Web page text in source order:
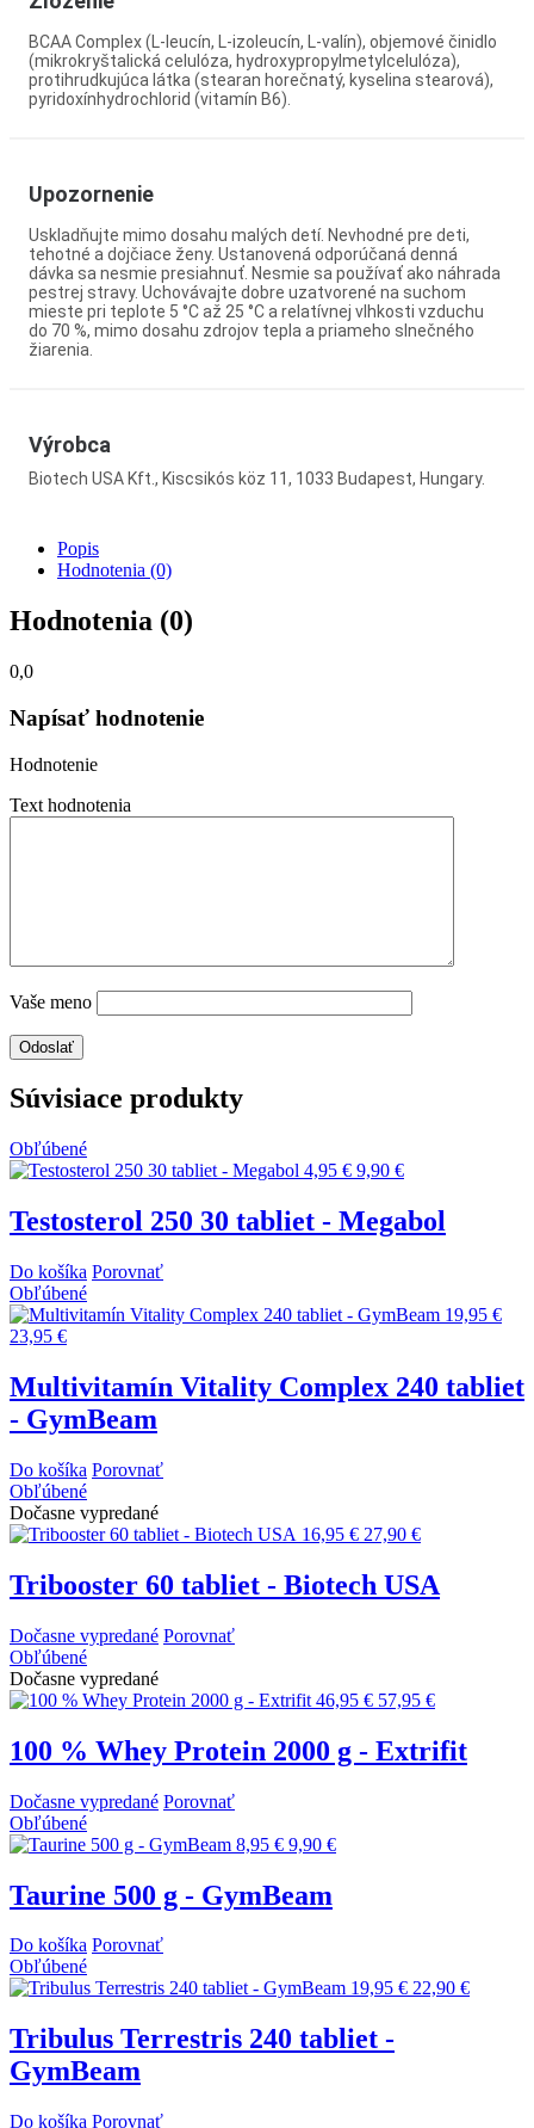
BCAA Complex (L-leucín, L-izoleucín, L-valín), objemové činidlo
(mikrokryštalická celulóza, hydroxypropylmetylcelulóza),
protihrudkujúca látka (stearan horečnatý, kyselina stearová),
pyridoxínhydrochlorid (vitamín B6).
Upozornenie
Uskladňujte mimo dosahu malých detí. Nevhodné pre deti,
tehotné a dojčiace ženy. Ustanovená odporúčaná denná
dávka sa nesmie presiahnuť. Nesmie sa používať ako náhrada
pestrej stravy. Uchovávajte dobre uzatvorené na suchom
mieste pri teplote 5 °C až 25 °C a relatívnej vlhkosti vzduchu
do 70 %, mimo dosahu zdrojov tepla a priameho slnečného
žiarenia.
Výrobca
Biotech USA Kft., Kiscsikós köz 11, 1033 Budapest, Hungary.
Popis
Hodnotenia (0)
Hodnotenia (0)
0,0
Napísať hodnotenie
Hodnotenie
Text hodnotenia
Vaše meno
Súvisiace produkty
Obľúbené
4,95 € 9,90 €
Testosterol 250 30 tabliet - Megabol
Do košíka Porovnať
Obľúbené
19,95 €
23,95 €
Multivitamín Vitality Complex 240 tabliet
- GymBeam
Do košíka Porovnať
Obľúbené
Dočasne vypredané
16,95 € 27,90 €
Tribooster 60 tabliet - Biotech USA
Dočasne vypredané Porovnať
Obľúbené
Dočasne vypredané
46,95 € 57,95 €
100 % Whey Protein 2000 g - Extrifit
Dočasne vypredané Porovnať
Obľúbené
8,95 € 9,90 €
Taurine 500 g - GymBeam
Do košíka Porovnať
Obľúbené
19,95 € 22,90 €
Tribulus Terrestris 240 tabliet -
GymBeam
Do košíka Porovnať